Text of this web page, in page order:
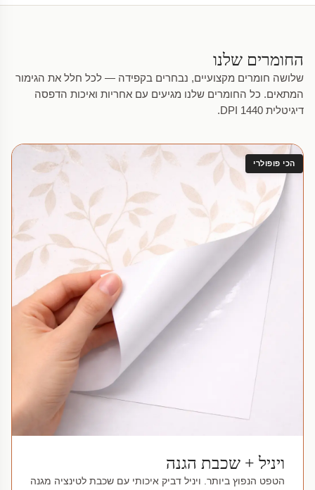
החומרים שלנו
שלושה חומרים מקצועיים, נבחרים בקפידה — לכל חלל את הגימור
המתאים. כל החומרים שלנו מגיעים עם אחריות ואיכות הדפסה
דיגיטלית 1440 DPI.
הכי פופולרי
ויניל + שכבת הגנה
הטפט הנפוץ ביותר. ויניל דביק איכותי עם שכבת לטינציה מגנה